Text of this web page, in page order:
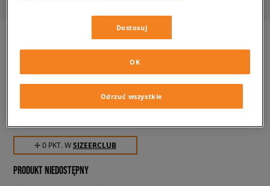
✛ 0 PKT. WSIZEERCLUB
PRODUKT NIEDOSTĘPNY
Dostosuj
Odrzuć wszystkie
OK